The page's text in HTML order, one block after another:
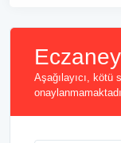
Aşağılayıcı, kötü